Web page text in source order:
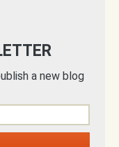
a new blog